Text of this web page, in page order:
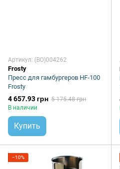
Артикул: (BO)004262
Frosty
Пресс для гамбургеров HF-100
Frosty
4 657.93 грн 5 175.48 грн
В наличии
Купить
−10%